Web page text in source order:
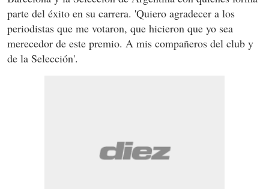
parte del éxito en su carrera. 'Quiero agradecer a los
periodistas que me votaron, que hicieron que yo sea
merecedor de este premio. A mis compañeros del club y
de la Selección'.